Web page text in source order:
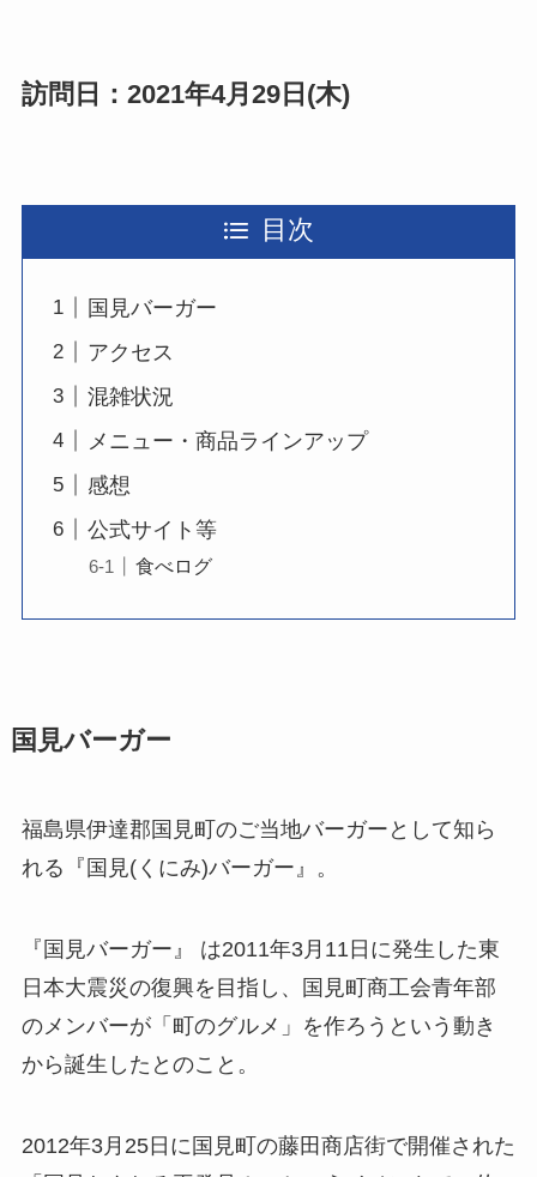
訪問日：2021年4月29日(木)
目次
国見バーガー
アクセス
混雑状況
メニュー・商品ラインアップ
感想
公式サイト等
食べログ
国見バーガー
福島県伊達郡国見町のご当地バーガーとして知ら
れる『国見(くにみ)バーガー』。
『国見バーガー』 は2011年3月11日に発生した東
日本大震災の復興を目指し、国見町商工会青年部
のメンバーが「町のグルメ」を作ろうという動き
から誕生したとのこと。
2012年3月25日に国見町の藤田商店街で開催された